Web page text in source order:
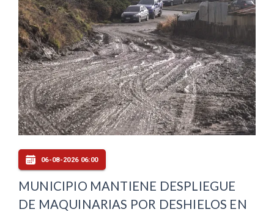
06-08-2026 06:00
MUNICIPIO MANTIENE DESPLIEGUE
DE MAQUINARIAS POR DESHIELOS EN